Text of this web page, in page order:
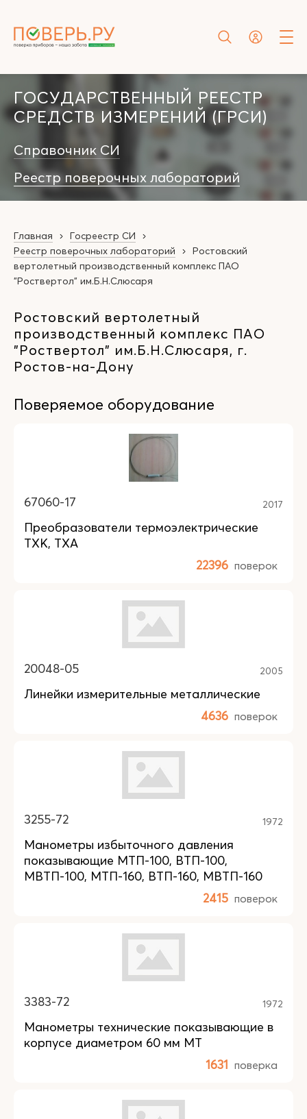
ГОСУДАРСТВЕННЫЙ РЕЕСТР
СРЕДСТВ ИЗМЕРЕНИЙ (ГРСИ)
Справочник СИ
Реестр поверочных лабораторий
Главная
Госреестр СИ
Реестр поверочных лабораторий
Ростовский
вертолетный производственный комплекс ПАО
"Роствертол" им.Б.Н.Слюсаря
Ростовский вертолетный
производственный комплекс ПАО
"Роствертол" им.Б.Н.Слюсаря, г.
Ростов-на-Дону
Поверяемое оборудование
67060-17 2017
Преобразователи термоэлектрические
ТХК, ТХА
22396 поверок
20048-05 2005
Линейки измерительные металлические
4636 поверок
3255-72 1972
Манометры избыточного давления
показывающие МТП-100, ВТП-100,
МВТП-100, МТП-160, ВТП-160, МВТП-160
2415 поверок
3383-72 1972
Манометры технические показывающие в
корпусе диаметром 60 мм МТ
1631 поверка